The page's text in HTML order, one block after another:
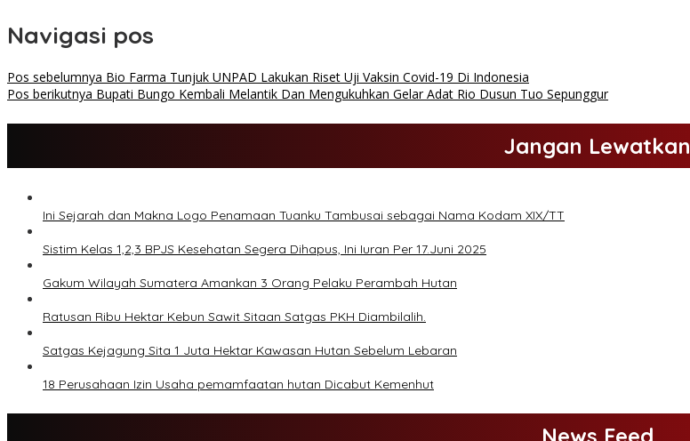
Navigasi pos
Pos sebelumnya Bio Farma Tunjuk UNPAD Lakukan Riset Uji Vaksin Covid-19 Di Indonesia
Pos berikutnya Bupati Bungo Kembali Melantik Dan Mengukuhkan Gelar Adat Rio Dusun Tuo Sepunggur
Jangan Lewatkan
Ini Sejarah dan Makna Logo Penamaan Tuanku Tambusai sebagai Nama Kodam XIX/TT
Sistim Kelas 1,2,3 BPJS Kesehatan Segera Dihapus, Ini Iuran Per 17.Juni 2025
Gakum Wilayah Sumatera Amankan 3 Orang Pelaku Perambah Hutan
Ratusan Ribu Hektar Kebun Sawit Sitaan Satgas PKH Diambilalih.
Satgas Kejagung Sita 1 Juta Hektar Kawasan Hutan Sebelum Lebaran
18 Perusahaan Izin Usaha pemamfaatan hutan Dicabut Kemenhut